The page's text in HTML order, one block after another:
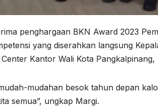
penghargaan BKN Award 2023
yang diserahkan langsung
Kantor Wali Kota Pangkalpinang,
mudahan besok tahun depan
semua”, ungkap Margi.